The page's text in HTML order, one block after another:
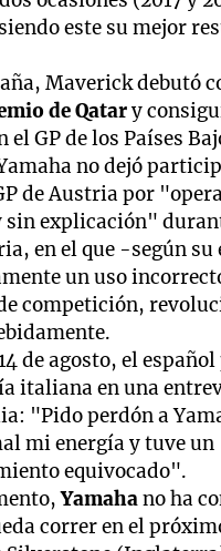
este su mejor
Maverick debutó
de Qatary
el GP de los Países
no dejó
de Austria por
explicación"
en el que -según
un uso
competición,
de agosto, el
italiana en una
"Pido perdón a
mi energía y tuve un
equivocado".
Yamahano ha
correr en el